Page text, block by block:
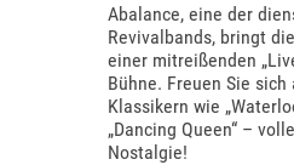
Abalance, eine der
Revivalbands, bringt
einer mitreißenden
Bühne. Freuen Sie
Klassikern wie
„Dancing Queen“ –
Nostalgie!